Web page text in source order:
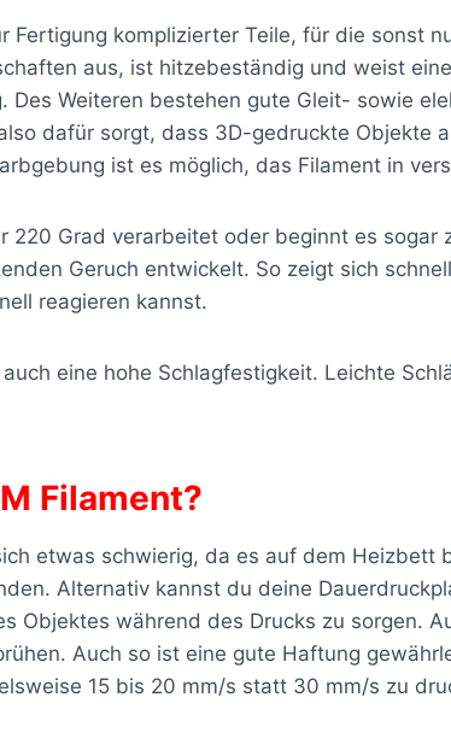
Fertigung komplizierter Teile, für die sonst
aus, ist hitzebeständig und weist
Des Weiteren bestehen gute Gleit- sowie
dafür sorgt, dass 3D-gedruckte Objekte
ist es möglich, das Filament in
220 Grad verarbeitet oder beginnt es
Geruch entwickelt. So zeigt sich
reagieren kannst.
eine hohe Schlagfestigkeit. Leichte
Filament?
etwas schwierig, da es auf dem
Alternativ kannst du deine
Objektes während des Drucks zu sorgen.
Auch so ist eine gute Haftung
15 bis 20 mm/s statt 30 mm/s zu